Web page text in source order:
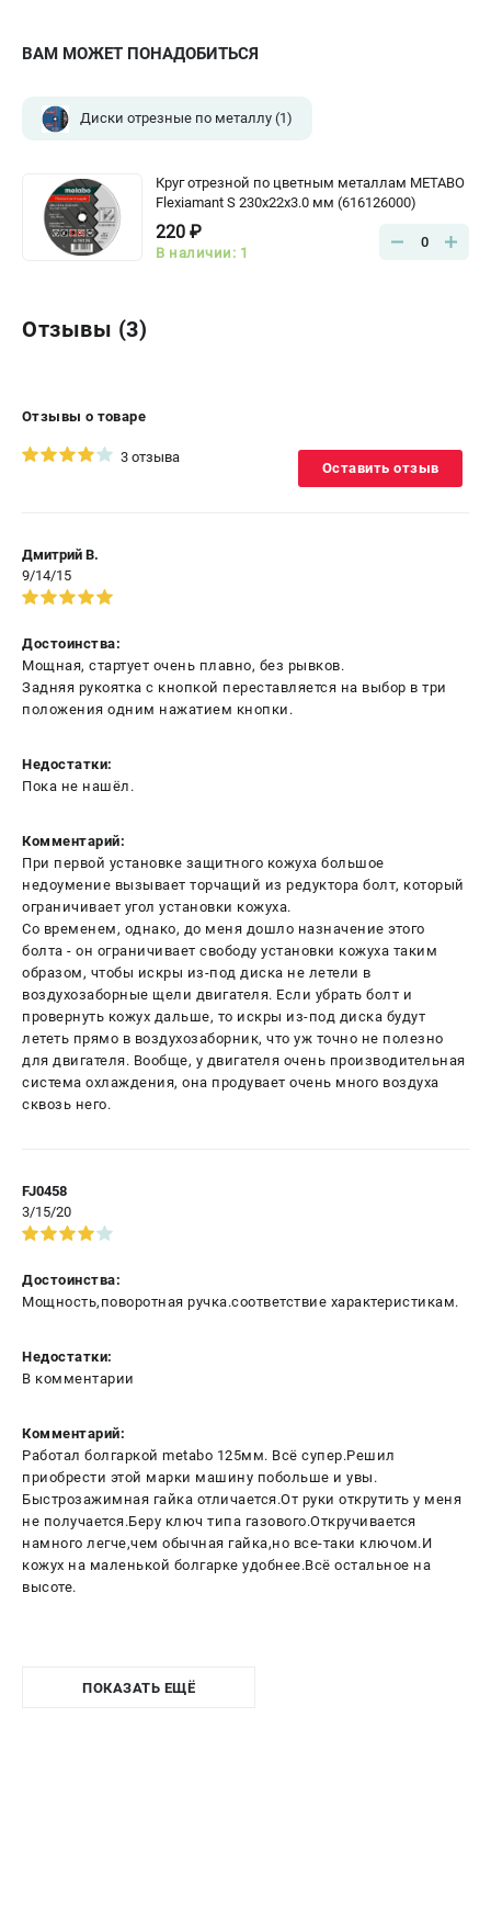
ВАМ МОЖЕТ ПОНАДОБИТЬСЯ
Диски отрезные по металлу (1)
Круг отрезной по цветным металлам METABO
Flexiamant S 230x22х3.0 мм (616126000)
220 ₽
В наличии: 1
0
Отзывы (3)
Отзывы о товаре
3 отзыва
Оставить отзыв
Дмитрий В.
9/14/15
Достоинства:
Мощная, стартует очень плавно, без рывков.
Задняя рукоятка с кнопкой переставляется на выбор в три
положения одним нажатием кнопки.
Недостатки:
Пока не нашёл.
Комментарий:
При первой установке защитного кожуха большое
недоумение вызывает торчащий из редуктора болт, который
ограничивает угол установки кожуха.
Со временем, однако, до меня дошло назначение этого
болта - он ограничивает свободу установки кожуха таким
образом, чтобы искры из-под диска не летели в
воздухозаборные щели двигателя. Если убрать болт и
провернуть кожух дальше, то искры из-под диска будут
лететь прямо в воздухозаборник, что уж точно не полезно
для двигателя. Вообще, у двигателя очень производительная
система охлаждения, она продувает очень много воздуха
сквозь него.
FJ0458
3/15/20
Достоинства:
Мощность,поворотная ручка.соответствие характеристикам.
Недостатки:
В комментарии
Комментарий:
Работал болгаркой metabo 125мм. Всё супер.Решил
приобрести этой марки машину побольше и увы.
Быстрозажимная гайка отличается.От руки открутить у меня
не получается.Беру ключ типа газового.Откручивается
намного легче,чем обычная гайка,но все-таки ключом.И
кожух на маленькой болгарке удобнее.Всё остальное на
высоте.
ПОКАЗАТЬ ЕЩЁ